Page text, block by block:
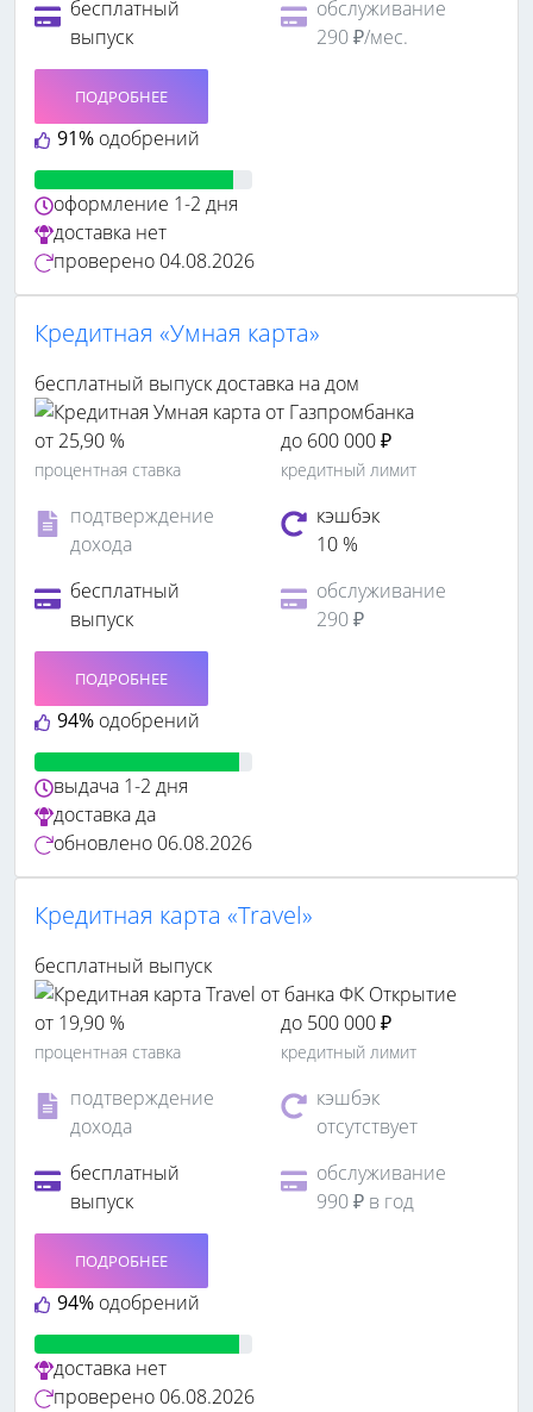
бесплатный
выпуск
обслуживание
290 ₽/мес.
91% одобрений
ПОДРОБНЕЕ
оформление 1-2 дня
доставка нет
проверено 04.08.2026
Кредитная «Умная карта»
бесплатный выпускдоставка на дом
от 25,90 %
процентная ставка
до 600 000 ₽
кредитный лимит
подтверждение
дохода
кэшбэк
10 %
бесплатный
выпуск
обслуживание
290 ₽
94% одобрений
ПОДРОБНЕЕ
выдача 1-2 дня
доставкада
обновлено 06.08.2026
Кредитная карта «Travel»
бесплатный выпуск
от 19,90 %
процентная ставка
до 500 000 ₽
кредитный лимит
подтверждение
дохода
кэшбэк
отсутствует
бесплатный
выпуск
обслуживание
990 ₽ в год
94% одобрений
ПОДРОБНЕЕ
доставка нет
проверено 06.08.2026